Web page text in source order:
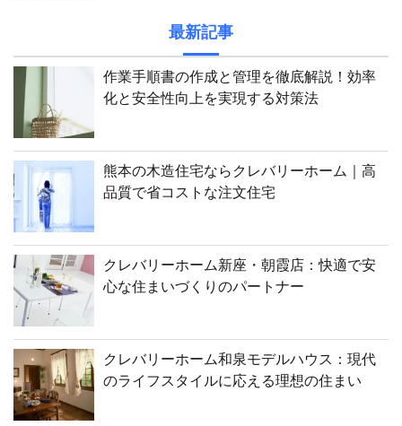
最新記事
作業手順書の作成と管理を徹底解説！効率
化と安全性向上を実現する対策法
熊本の木造住宅ならクレバリーホーム｜高
品質で省コストな注文住宅
クレバリーホーム新座・朝霞店：快適で安
心な住まいづくりのパートナー
クレバリーホーム和泉モデルハウス：現代
のライフスタイルに応える理想の住まい